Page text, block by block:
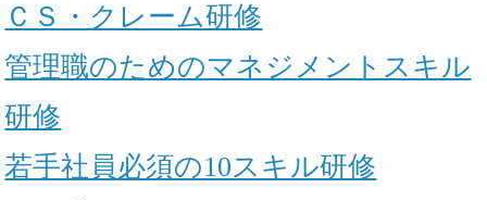
ＣＳ・クレーム研修
管理職のためのマネジメントスキル
研修
若手社員必須の10スキル研修